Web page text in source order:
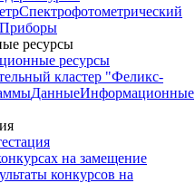
Спектрофотометрический
Приборы
ресурсы
ресурсы
кластер "Феликс-
ДанныеИнформационные
на замещение
конкурсов на